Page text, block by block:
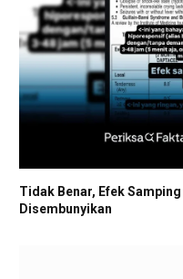
Tidak Benar, Efek
Disembunyikan